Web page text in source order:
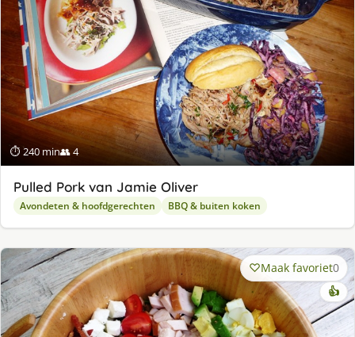
⏱ 240 min👥 4
Pulled Pork van Jamie Oliver
Avondeten & hoofdgerechten BBQ & buiten koken
Maak favoriet0
👍